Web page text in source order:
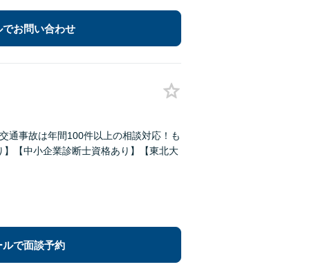
でお問い合わせ
通事故は年間100件以上の相談対応！も
【中小企業診断士資格あり】【東北大
ルで面談予約